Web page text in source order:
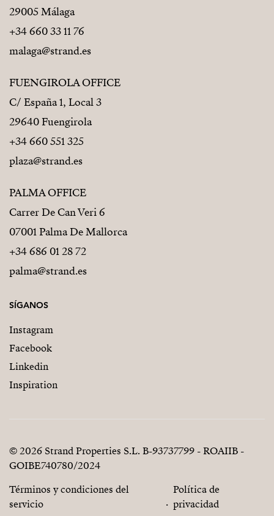
29005 Málaga
+34 660 33 11 76
malaga@strand.es
FUENGIROLA OFFICE
C/ España 1, Local 3
29640 Fuengirola
+34 660 551 325
plaza@strand.es
PALMA OFFICE
Carrer De Can Veri 6
07001 Palma De Mallorca
+34 686 01 28 72
palma@strand.es
SÍGANOS
Instagram
Facebook
Linkedin
Inspiration
© 2026 Strand Properties S.L. B-93737799 - ROAIIB -
GOIBE740780/2024
Términos y condiciones del
servicio
Política de
privacidad